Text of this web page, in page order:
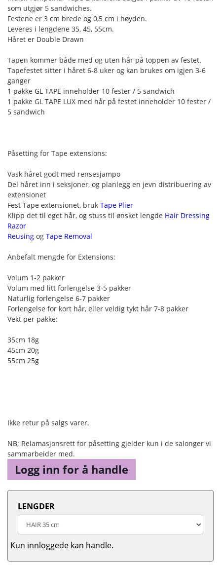
som utgjør 5 sandwiches.
Festene er 3 cm brede og 0,5 cm i høyden.
Leveres i lengdene 35, 45, 55cm.
Håret er Double Drawn
Tapen kommer både med og uten hår på toppen av festet.
Tapefestet sitter i håret 6-8 uker og kan brukes om igjen 3-6
ganger
1 pakke GL TAPE inneholder 10 fester / 5 sandwich
1 pakke GL TAPE LUX med hår på festet inneholder 10 fester /
5 sandwich
Påsetting for Tape extensions:
Vask håret godt med rensesjampo
Del håret inn i seksjoner, og planlegg en jevn distribuering av
extensionet
Fest Tape extensionet, bruk Tape Plier
Klipp det til eget hår, og stuss til ønsket lengde Hair Dressing
Razor
Reusing og Tape Removal
Anbefalt mengde for Extensions:
Volum 1-2 pakker
Volum med litt forlengelse 3-5 pakker
Naturlig forlengelse 6-7 pakker
Forlengelse for kort hår, eller veldig tykt hår 7-8 pakker
Vekt per pakke:
35cm 18g
45cm 20g
55cm 25g
Ikke retur på salgs varer.
NB; Relamasjonsrett for påsetting gjelder kun i de salonger vi
sammarbeider med.
Logg inn for å handle
LENGDER
Kun innloggede kan handle.